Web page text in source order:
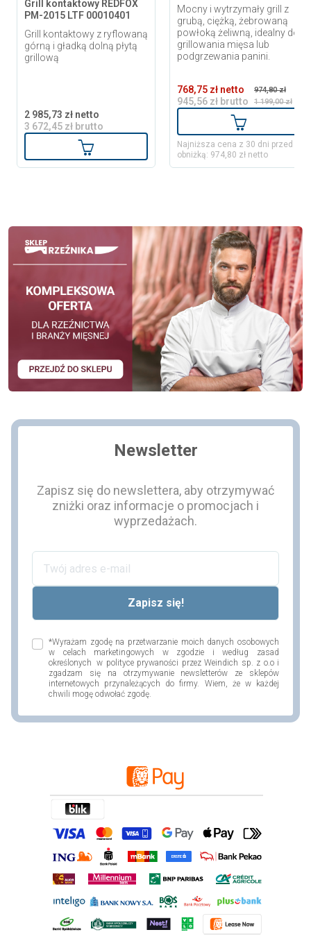
Grill kontaktowy REDFOX
PM-2015 LTF 00010401
Grill kontaktowy z ryflowaną
górną i gładką dolną płytą
grillową
2 985,73 zł netto
3 672,45 zł brutto
Dodaj do koszyka
Mocny i wytrzymały grill z
grubą, ciężką, żebrowaną
powłoką żeliwną, idealny do
grillowania mięsa lub
podgrzewania panini.
768,75 zł netto
945,56 zł brutto
974,80 zł
1 199,00 zł
Dodaj do
Najniższa cena z 30 dni przed
obniżką: 974,80 zł netto
Newsletter
Zapisz się do newslettera, aby otrzymywać
zniżki oraz informacje o promocjach i
wyprzedażach.
*Wyrażam zgodę na przetwarzanie moich danych osobowych
w celach marketingowych w zgodzie i według zasad
określonych w polityce prywaności przez Weindich sp. z o.o i
zgadzam się na otrzymywanie newsletterów ze sklepów
internetowych przynależących do firmy. Wiem, że w każdej
chwili mogę odwołać zgodę.